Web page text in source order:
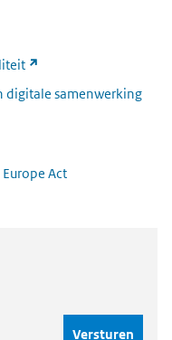
(link
naar
digitale samenwerking(link
Act